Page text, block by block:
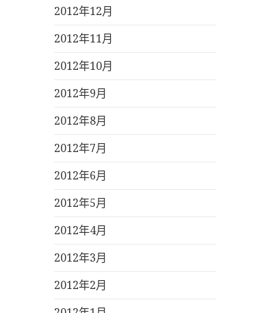
2012年12月
2012年11月
2012年10月
2012年9月
2012年8月
2012年7月
2012年6月
2012年5月
2012年4月
2012年3月
2012年2月